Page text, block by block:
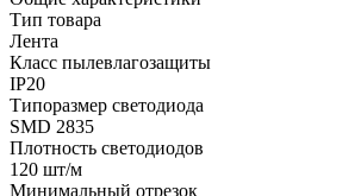
Тип товара
Лента
Класс пылевлагозащиты
IP20
Типоразмер светодиода
SMD 2835
Плотность светодиодов
120 шт/м
Минимальный отрезок